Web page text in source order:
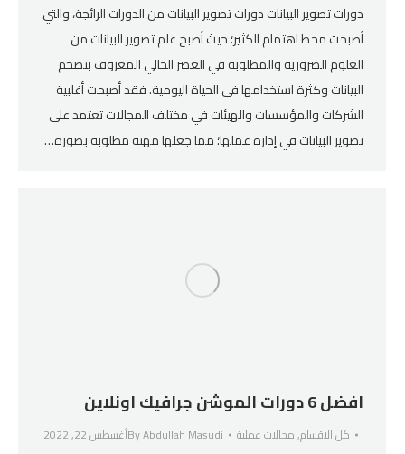
دورات تصوير البيانات دورات تصوير البيانات من الدورات الرائجة، والتي
أصبحت محط اهتمام الكثير؛ حيث أصبح علم تصوير البيانات من
العلوم الضرورية والمطلوبة في العصر الحالي المعروف بتضخم
البيانات وكثرة استخدامها في الحياة اليومية. فقد أصبحت أغلبية
الشركات والمؤسسات والهيئات في مختلف المجالات تعتمد على
تصوير البيانات في إدارة عملها؛ مما جعلها مهنة مطلوبة بصورة…
افضل 6 دورات الموشن جرافيك اونلاين
كل الاقسام,مجالات عملية ByAbdullah Masudi أغسطس 22, 2022